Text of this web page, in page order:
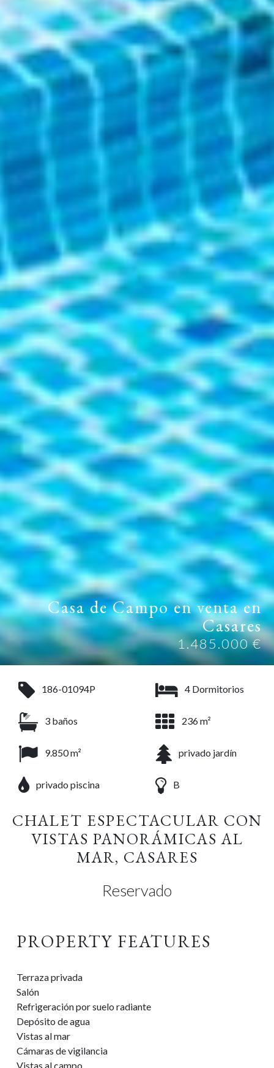
Casa de Campo en venta en
Casares
1.485.000 €
186-01094P 4 Dormitorios
3 baños 236 m²
9.850 m² privado jardín
privado piscina B
CHALET ESPECTACULAR CON
VISTAS PANORÁMICAS AL
MAR, CASARES
Reservado
PROPERTY FEATURES
Terraza privada
Salón
Refrigeración por suelo radiante
Depósito de agua
Vistas al mar
Cámaras de vigilancia
Vistas al campo